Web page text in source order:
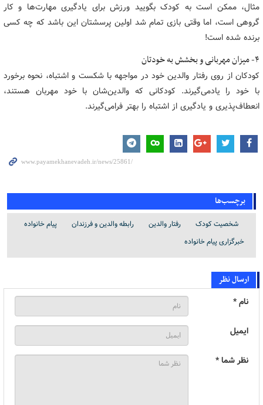
مثال، ممکن است به کودک بگویید ورزش برای یادگیری مهارت‌ها و کار
گروهی است، اما وقتی بازی تمام شد اولین پرسش‎تان این باشد که چه کسی
برنده شده است!
۴- میزان مهربانی و بخشش به خودتان
کودکان از روی رفتار والدین خود در مواجهه با شکست و اشتباه، نحوه برخورد
با خود را یادمی‌گیرند. کودکانی که والدین‌شان با خود مهربان هستند،
انعطاف‌پذیری و یادگیری از اشتباه را بهتر فرامی‌گیرند.
برچسب‌ها
شخصیت کودک رفتار والدین رابطه والدین و فرزندان
پیام خانواده
خبرگزاری پیام خانواده
ارسال نظر
نام *
ایمیل
نظر شما *